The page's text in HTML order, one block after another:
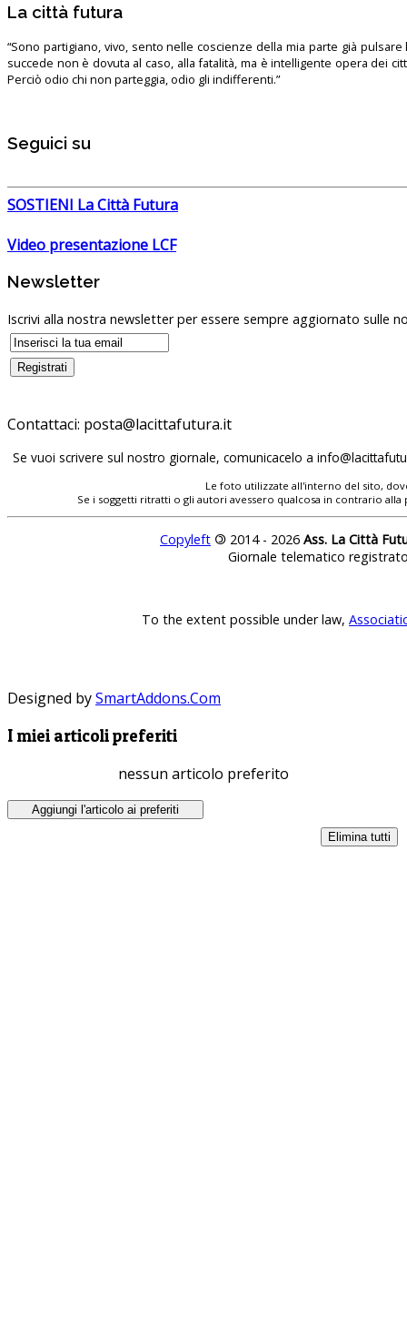
La città futura
“Sono partigiano, vivo, sento nelle coscienze della mia parte già pulsare
succede non è dovuta al caso, alla fatalità, ma è intelligente opera dei
Perciò odio chi non parteggia, odio gli indifferenti.”
Seguici su
SOSTIENI La Città Futura
Video presentazione LCF
Newsletter
Iscrivi alla nostra newsletter per essere sempre aggiornato sulle
Contattaci: posta@lacittafutura.it
Se vuoi scrivere sul nostro giornale, comunicacelo a
Le foto utilizzate all'interno del sito,
Se i soggetti ritratti o gli autori avessero qualcosa in contrario
Copyleft © 2014 - 2026 Ass. La Città
Giornale telematico
To the extent possible under law,
Designed bySmartAddons.Com
I miei articoli preferiti
nessun articolo preferito